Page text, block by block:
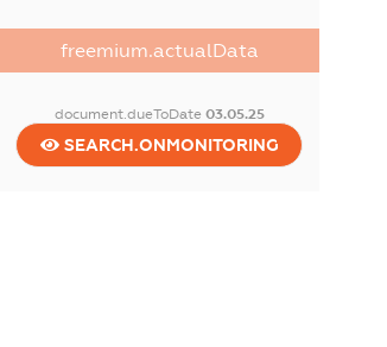
freemium.actualData
document.dueToDate 03.05.25
SEARCH.ONMONITORING